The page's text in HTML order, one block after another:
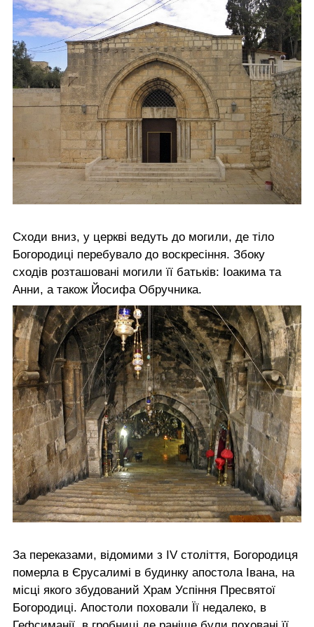
Сходи вниз, у церкві ведуть до могили, де тіло
Богородиці перебувало до воскресіння. Збоку
сходів розташовані могили її батьків: Іоакима та
Анни, а також Йосифа Обручника.
За переказами, відомими з IV століття, Богородиця
померла в Єрусалимі в будинку апостола Івана, на
місці якого збудований Храм Успіння Пресвятої
Богородиці. Апостоли поховали Її недалеко, в